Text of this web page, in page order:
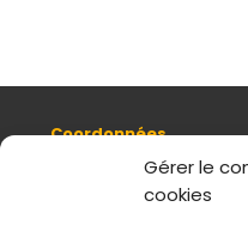
Gérer le
cookies
Coordonnées
8, quai Romain
+ 33 (0)4 78 42 55 04